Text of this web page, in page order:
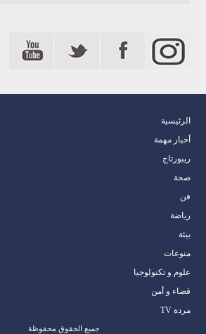
الرئيسية
أخبار مهمة
ريبورتاج
صحة
فن
رياضة
بيئة
منوعات
علوم و تكنولوجيا
قضاء و أمن
مردة TV
جميع الحقوق محفوظة